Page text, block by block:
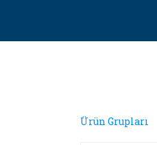
Ürün Grupları